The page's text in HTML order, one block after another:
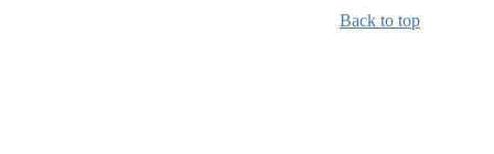
Back to top